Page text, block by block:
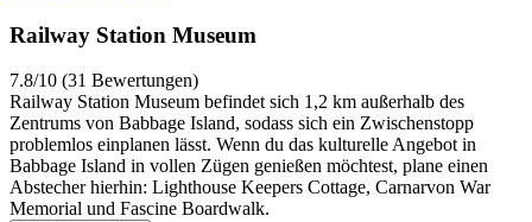
Railway Station Museum
7.8/10 (31 Bewertungen)
Railway Station Museum befindet sich 1,2 km außerhalb des
Zentrums von Babbage Island, sodass sich ein Zwischenstopp
problemlos einplanen lässt. Wenn du das kulturelle Angebot in
Babbage Island in vollen Zügen genießen möchtest, plane einen
Abstecher hierhin: Lighthouse Keepers Cottage, Carnarvon War
Memorial und Fascine Boardwalk.